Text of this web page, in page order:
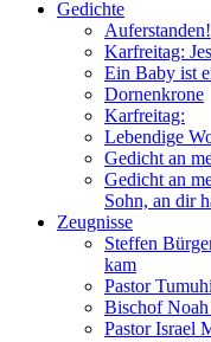
Gedichte
Auferstanden!
Karfreitag:
Ein Baby ist
Dornenkrone
Karfreitag:
Lebendige
Gedicht an
Gedicht an
Sohn, an dir
Zeugnisse
Steffen
kam
Pastor
Bischof
Pastor Israel